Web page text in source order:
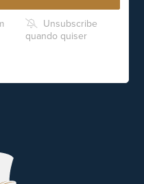
Unsubscribe
quando quiser